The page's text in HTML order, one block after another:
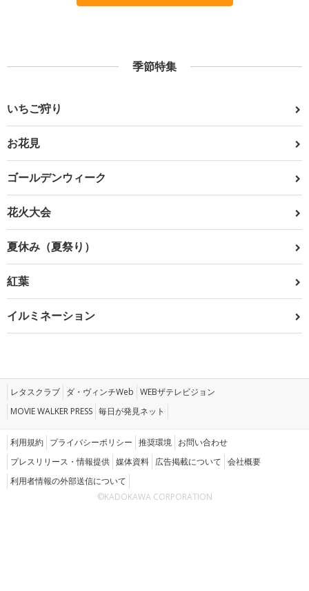
季節特集
いちご狩り
お花見
ゴールデンウィーク
花火大会
夏休み（夏祭り）
紅葉
イルミネーション
レタスクラブ ダ・ヴィンチWeb WEBザテレビジョン
MOVIE WALKER PRESS 毎日が発見ネット
利用規約 プライバシーポリシー 推奨環境 お問い合わせ
プレスリリース・情報提供 媒体資料 広告掲載について 会社概要
利用者情報の外部送信について
©KADOKAWA CORPORATION